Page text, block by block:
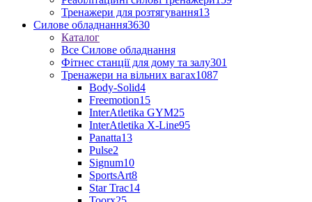
Тренажери для розтягування13
Силове обладнання3630
Каталог
Все Силове обладнання
Фітнес станції для дому та залу301
Тренажери на вільних вагах1087
Body-Solid4
Freemotion15
InterAtletika GYM25
InterAtletika X-Line95
Panatta13
Pulse2
Signum10
SportsArt8
Star Trac14